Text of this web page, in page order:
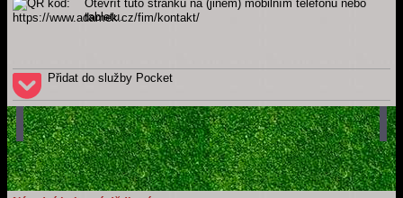
2026-08-06]. Dostupné z: https://www.adamek.cz
Otevřít tuto stránku na (jiném) mobilním telefonu nebo
tabletu.
Přidat do služby Pocket